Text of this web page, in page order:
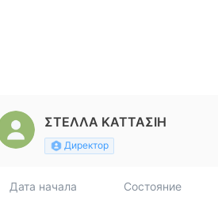
ΣΤΕΛΛΑ ΚΑΤΤΑΣΙΗ
Директор
Дата начала
Состояние